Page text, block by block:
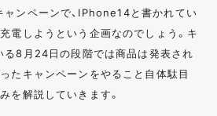
ンペーンで、IPhone14と書かれてい
電しようという企画なのでしょう。キ
る8月24日の段階では商品は発表され
たキャンペーンをやること自体駄目
を解説していきます。